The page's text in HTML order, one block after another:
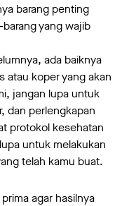
barang penting
yang wajib
ada baiknya
atau koper yang akan
jangan lupa untuk
dan perlengkapan
protokol kesehatan
untuk melakukan
telah kamu buat.
agar hasilnya